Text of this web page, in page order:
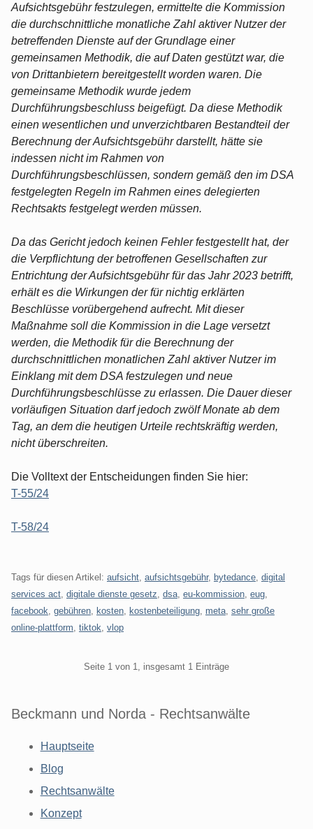
Aufsichtsgebühr festzulegen, ermittelte die Kommission
die durchschnittliche monatliche Zahl aktiver Nutzer der
betreffenden Dienste auf der Grundlage einer
gemeinsamen Methodik, die auf Daten gestützt war, die
von Drittanbietern bereitgestellt worden waren. Die
gemeinsame Methodik wurde jedem
Durchführungsbeschluss beigefügt. Da diese Methodik
einen wesentlichen und unverzichtbaren Bestandteil der
Berechnung der Aufsichtsgebühr darstellt, hätte sie
indessen nicht im Rahmen von
Durchführungsbeschlüssen, sondern gemäß den im DSA
festgelegten Regeln im Rahmen eines delegierten
Rechtsakts festgelegt werden müssen.
Da das Gericht jedoch keinen Fehler festgestellt hat, der
die Verpflichtung der betroffenen Gesellschaften zur
Entrichtung der Aufsichtsgebühr für das Jahr 2023 betrifft,
erhält es die Wirkungen der für nichtig erklärten
Beschlüsse vorübergehend aufrecht. Mit dieser
Maßnahme soll die Kommission in die Lage versetzt
werden, die Methodik für die Berechnung der
durchschnittlichen monatlichen Zahl aktiver Nutzer im
Einklang mit dem DSA festzulegen und neue
Durchführungsbeschlüsse zu erlassen. Die Dauer dieser
vorläufigen Situation darf jedoch zwölf Monate ab dem
Tag, an dem die heutigen Urteile rechtskräftig werden,
nicht überschreiten.
Die Volltext der Entscheidungen finden Sie hier:
T-55/24
T-58/24
Tags für diesen Artikel: aufsicht aufsichtsgebühr, bytedance digital
services act digitale dienste gesetz dsa eu-kommission eug
facebook gebühren kosten kostenbeteiligung meta sehr große
online-plattform tiktok vlop
Seite 1 von 1, insgesamt 1 Einträge
Beckmann und Norda - Rechtsanwälte
Hauptseite
Blog
Rechtsanwälte
Konzept